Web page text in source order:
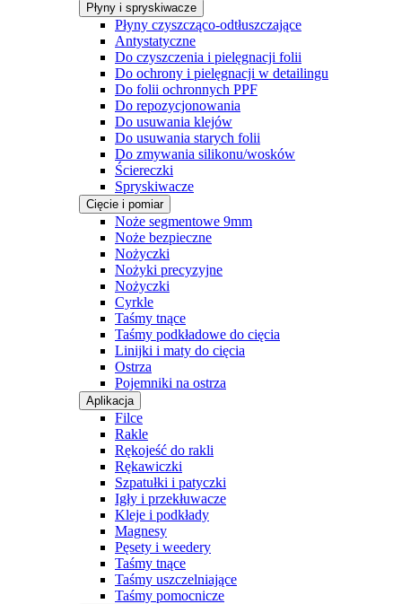
Płyny i spryskiwacze
Płyny czyszcząco-odtłuszczające
Antystatyczne
Do czyszczenia i pielęgnacji folii
Do ochrony i pielęgnacji w detailingu
Do folii ochronnych PPF
Do repozycjonowania
Do usuwania klejów
Do usuwania starych folii
Do zmywania silikonu/wosków
Ściereczki
Spryskiwacze
Cięcie i pomiar
Noże segmentowe 9mm
Noże bezpieczne
Nożyczki
Nożyki precyzyjne
Nożyczki
Cyrkle
Taśmy tnące
Taśmy podkładowe do cięcia
Linijki i maty do cięcia
Ostrza
Pojemniki na ostrza
Aplikacja
Filce
Rakle
Rękojeść do rakli
Rękawiczki
Szpatułki i patyczki
Igły i przekłuwacze
Kleje i podkłady
Magnesy
Pęsety i weedery
Taśmy tnące
Taśmy uszczelniające
Taśmy pomocnicze